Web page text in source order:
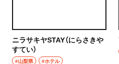
ニラサキヤSTAY（にらさきや
すてい）
#山梨県 #ホテル